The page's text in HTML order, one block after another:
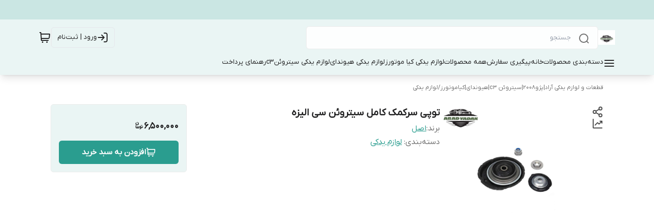
ورود | ثبت‌نام
دسته‌بندی محصولاتخانهپیگیری سفارشهمه محصولاتلوازم یدکی کیا موتورزلوازم یدکی هیوندایلوازم یدکی سیتروئنc3 رهنمای پرداخت
قطعات و لوازم یدکی آراد|پژو۲۰۰۸|سیتروئن c3|هیوندای|کیاموتورز /لوازم یدکی
توپی سرکمک کامل سیتروئن سی الیزه
برند:اصل
دسته‌بندی: لوازم یدکی
6,500,000
افزودن به سبد خرید